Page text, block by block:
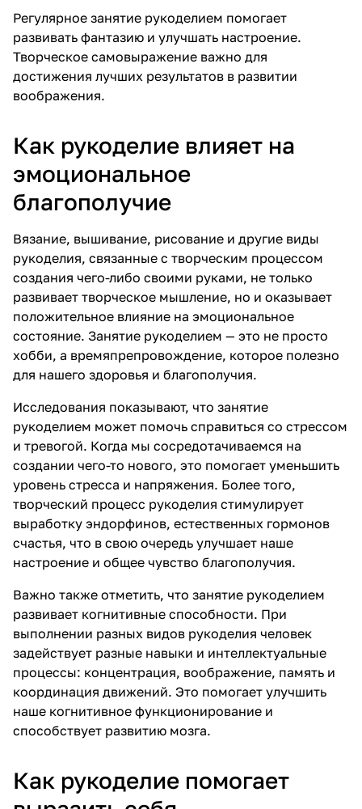
Регулярное занятие рукоделием помогает
развивать фантазию и улучшать настроение.
Творческое самовыражение важно для
достижения лучших результатов в развитии
воображения.
Как рукоделие влияет на
эмоциональное
благополучие
Вязание, вышивание, рисование и другие виды
рукоделия, связанные с творческим процессом
создания чего-либо своими руками, не только
развивает творческое мышление, но и оказывает
положительное влияние на эмоциональное
состояние. Занятие рукоделием — это не просто
хобби, а времяпрепровождение, которое полезно
для нашего здоровья и благополучия.
Исследования показывают, что занятие
рукоделием может помочь справиться со стрессом
и тревогой. Когда мы сосредотачиваемся на
создании чего-то нового, это помогает уменьшить
уровень стресса и напряжения. Более того,
творческий процесс рукоделия стимулирует
выработку эндорфинов, естественных гормонов
счастья, что в свою очередь улучшает наше
настроение и общее чувство благополучия.
Важно также отметить, что занятие рукоделием
развивает когнитивные способности. При
выполнении разных видов рукоделия человек
задействует разные навыки и интеллектуальные
процессы: концентрация, воображение, память и
координация движений. Это помогает улучшить
наше когнитивное функционирование и
способствует развитию мозга.
Как рукоделие помогает